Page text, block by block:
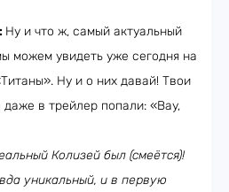
Ну и что ж, самый актуальный
можем увидеть уже сегодня на
Ну и о них давай! Твои
в трейлер попали: «Вау,
Колизей был (смеётся)!
уникальный, и в первую